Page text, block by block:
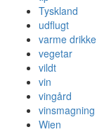
Tyskland
udflugt
varme drikke
vegetar
vildt
vin
vingård
vinsmagning
Wien